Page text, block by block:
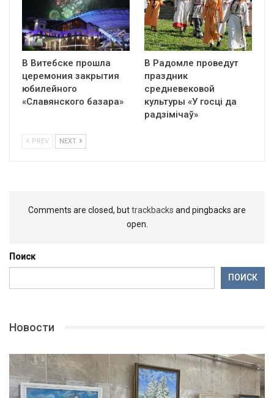
В Витебске прошла
церемония закрытия
юбилейного
«Славянского базара»
В Радомле проведут
праздник
средневековой
культуры «У госці да
радзімічаў»
PREV NEXT
Comments are closed, buttrackbacks and pingbacks are
open.
Поиск
ПОИСК
Новости